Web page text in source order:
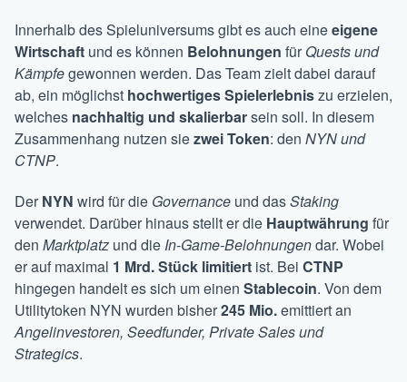
Innerhalb des Spieluniversums gibt es auch eineeigene
Wirtschaft und es können Belohnungen fürQuests und
Kämpfegewonnen werden. Das Team zielt dabei darauf
ab, ein möglichst hochwertiges Spielerlebniszu erzielen,
welches nachhaltig und skalierbarsein soll. In diesem
Zusammenhang nutzen siezwei Token: den NYN und
CTNP.
DerNYN wird für die Governance und dasStaking
verwendet. Darüber hinaus stellt er die Hauptwährung für
den Marktplatz und die In-Game-Belohnungendar. Wobei
er auf maximal 1 Mrd. Stück limitiert ist. Bei CTNP
hingegen handelt es sich um einen Stablecoin. Von dem
Utilitytoken NYN wurden bisher245 Mio.emittiert an
Angelinvestoren, Seedfunder, Private Sales und
Strategics.